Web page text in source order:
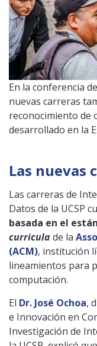
En la conferencia
nuevas carreras
reconocimiento de
desarrollado en la
Las nuevas
Las carreras de
Datos de la UCSP
basada en el
curriculade la
(ACM), institución
lineamientos para
computación.
El Dr. José Ochoa,
e Innovación en
Investigación de